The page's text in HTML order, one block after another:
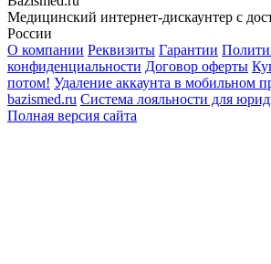
Медицинский интернет-дискаунтер с
России
О компании Реквизиты Гарантии
конфиденциальности Договор оферты
потом! Удаление аккаунта в мобильном
bazismed.ru Система лояльности для
Полная версия сайта